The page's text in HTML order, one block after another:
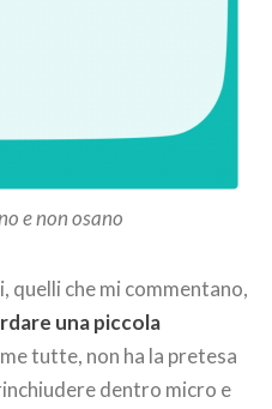
e non osano
quelli che mi commentano,
una piccola
tutte, non ha la pretesa
dentro micro e